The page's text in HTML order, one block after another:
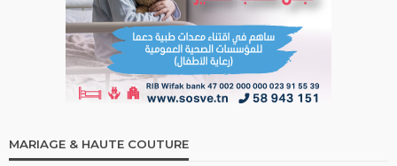
MARIAGE & HAUTE COUTURE